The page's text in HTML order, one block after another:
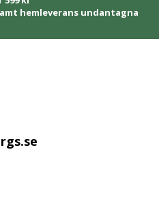
hemleverans undantagna